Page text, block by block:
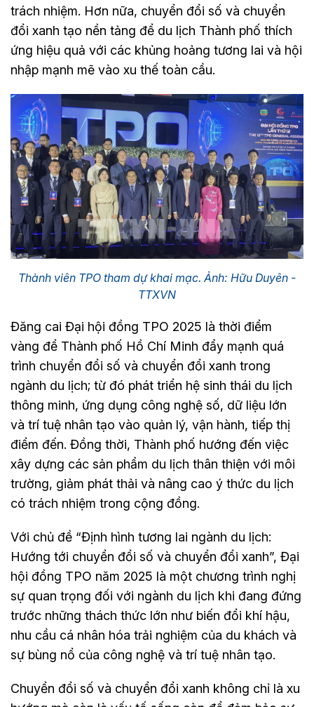
trách nhiệm. Hơn nữa, chuyển đổi số và chuyển
đổi xanh tạo nền tảng để du lịch Thành phố thích
ứng hiệu quả với các khủng hoảng tương lai và hội
nhập mạnh mẽ vào xu thế toàn cầu.
Thành viên TPO tham dự khai mạc. Ảnh: Hữu Duyên -
TTXVN
Đăng cai Đại hội đồng TPO 2025 là thời điểm
vàng để Thành phố Hồ Chí Minh đẩy mạnh quá
trình chuyển đổi số và chuyển đổi xanh trong
ngành du lịch; từ đó phát triển hệ sinh thái du lịch
thông minh, ứng dụng công nghệ số, dữ liệu lớn
và trí tuệ nhân tạo vào quản lý, vận hành, tiếp thị
điểm đến. Đồng thời, Thành phố hướng đến việc
xây dựng các sản phẩm du lịch thân thiện với môi
trường, giảm phát thải và nâng cao ý thức du lịch
có trách nhiệm trong cộng đồng.
Với chủ đề “Định hình tương lai ngành du lịch:
Hướng tới chuyển đổi số và chuyển đổi xanh”, Đại
hội đồng TPO năm 2025 là một chương trình nghị
sự quan trọng đối với ngành du lịch khi đang đứng
trước những thách thức lớn như biến đổi khí hậu,
nhu cầu cá nhân hóa trải nghiệm của du khách và
sự bùng nổ của công nghệ và trí tuệ nhân tạo.
Chuyển đổi số và chuyển đổi xanh không chỉ là xu